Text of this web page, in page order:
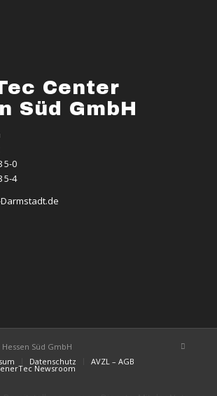
Center
Süd GmbH
5-0
5-4
Süd GmbH
Datenschutz AVZL – AGB
Newsroom